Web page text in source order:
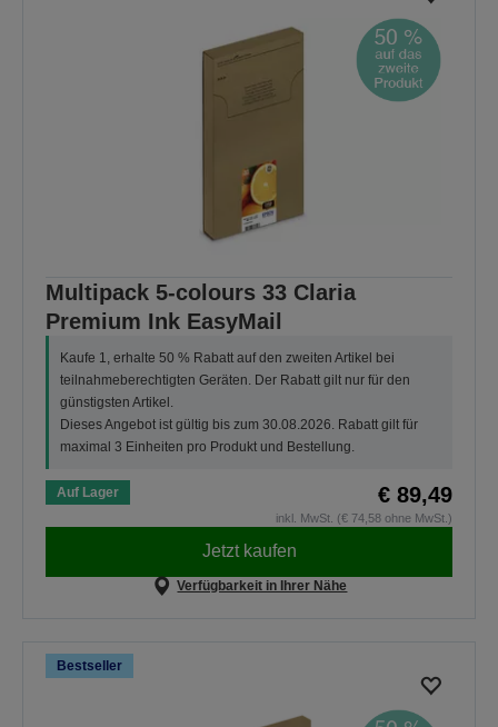
Multipack 5-colours 33 Claria
Premium Ink EasyMail
Kaufe 1, erhalte 50 % Rabatt auf den zweiten Artikel bei
teilnahmeberechtigten Geräten. Der Rabatt gilt nur für den
günstigsten Artikel.
Dieses Angebot ist gültig bis zum 30.08.2026. Rabatt gilt für
maximal 3 Einheiten pro Produkt und Bestellung.
Auf Lager € 89,49
inkl. MwSt. (€ 74,58 ohne MwSt.)
Jetzt kaufen
Verfügbarkeit in Ihrer Nähe
Bestseller